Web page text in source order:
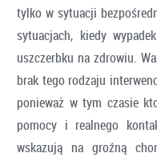
tylko w sytuacji
sytuacjach, kiedy
uszczerbku na zdrowiu.
brak tego rodzaju
ponieważ w tym czasie
pomocy i realnego
wskazują na groźną